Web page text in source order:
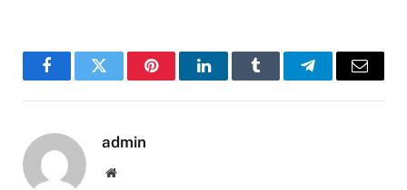
FacebookTwitter PinterestLinkedInTumblr TelegramEmail
admin
Website